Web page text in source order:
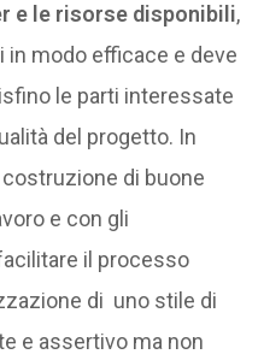
e le risorse disponibili,
in modo efficace e deve
le parti interessate
del progetto. In
di buone
e con gli
il processo
di uno stile di
e assertivo ma non